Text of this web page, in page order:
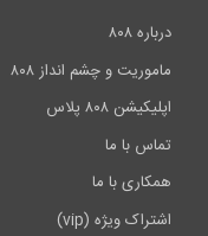
درباره ۸۰۸
ماموریت و چشم انداز ۸۰۸
اپلیکیشن ۸۰۸ پلاس
تماس با ما
همکاری با ما
اشتراک ویژه (vip)